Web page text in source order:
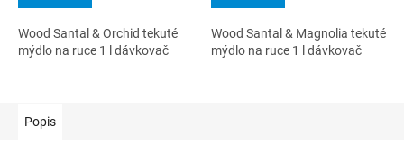
Wood Santal & Orchid tekuté
mýdlo na ruce 1 l dávkovač
Wood Santal & Magnolia tekuté
mýdlo na ruce 1 l dávkovač
Popis